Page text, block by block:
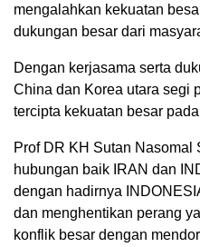
mengalahkan kekuatan
dukungan besar dari
Dengan kerjasama serta
China dan Korea utara segi
tercipta kekuatan besar
Prof DR KH Sutan Nasomal
hubungan baik IRAN dan
dengan hadirnya
dan menghentikan perang
konflik besar dengan